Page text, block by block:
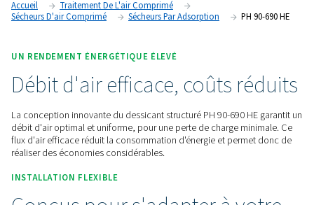
actuellement disponible sur le marché, avec un débit d'air
régulier et une faible chute de pression.
Contactez-nous pour obtenir un devis !
Accueil
Traitement De L'air Comprimé
Sécheurs D'air Comprimé